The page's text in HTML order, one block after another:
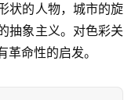
状的人物，城市的旋
抽象主义。对色彩关
革命性的启发。